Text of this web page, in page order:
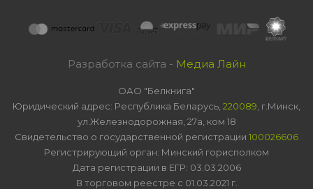
Разработка сайта - Медиа Лайн
ОАО "Белкнига"
Юридический адрес: Республика Беларусь, 220089 , г.Минск,
ул.Железнодорожная, 27а, ком 18
Свидетельство о государственной регистрации 100026606
Регистрирующий орган: Минский горисполком
Дата регистрации в ЕГР: 03.03.2006
В торговом реестре с 01.03.2021 г.